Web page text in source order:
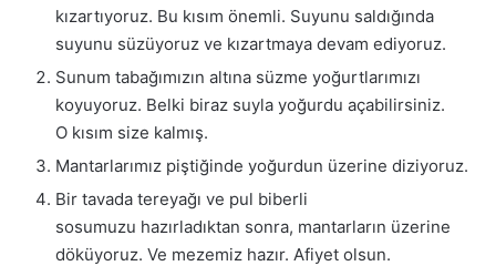
kızartıyoruz. Bu kısım önemli. Suyunu saldığında
suyunu süzüyoruz ve kızartmaya devam ediyoruz.
Sunum tabağımızın altına süzme yoğurtlarımızı
koyuyoruz. Belki biraz suyla yoğurdu açabilirsiniz.
O kısım size kalmış.
Mantarlarımız piştiğinde yoğurdun üzerine diziyoruz.
Bir tavada tereyağı ve pul biberli
sosumuzu hazırladıktan sonra, mantarların üzerine
döküyoruz. Ve mezemiz hazır. Afiyet olsun.